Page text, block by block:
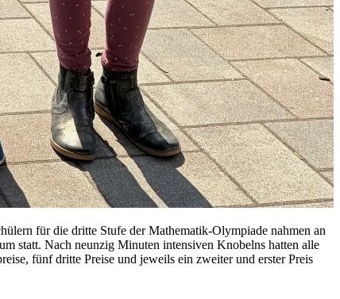
für die drit­te Stu­fe der Ma­the­ma­tik-Olym­pia­de nah­men an
statt. Nach neun­zig Mi­nu­ten in­ten­si­ven Kno­belns hat­ten alle
fünf drit­te Prei­se und je­weils ein zwei­ter und ers­ter Preis